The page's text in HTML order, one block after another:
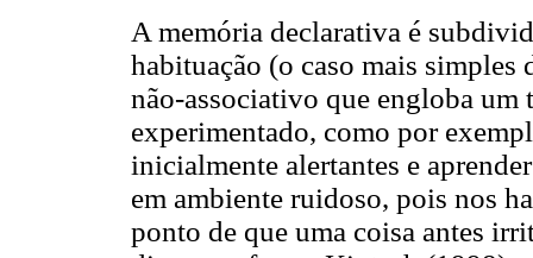
A memória declarativa é
habituação (o caso mais simples
não-associativo que engloba
experimentado, como por
inicialmente alertantes e
em ambiente ruidoso, pois nos
ponto de que uma coisa antes